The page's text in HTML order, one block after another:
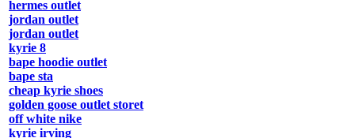
hermes outlet
jordan outlet
jordan outlet
kyrie 8
bape hoodie outlet
bape sta
cheap kyrie shoes
golden goose outlet storet
off white nike
kyrie irving